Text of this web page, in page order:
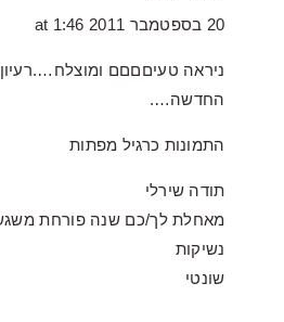
20 בספטמבר 2011 at 1:46
ניראה טעיםםםם
החדשה….
התמונות כרגיל מפתות
תודה שירלי
מאחלת לך/כם שנה פורחת
נשיקות
שונטי